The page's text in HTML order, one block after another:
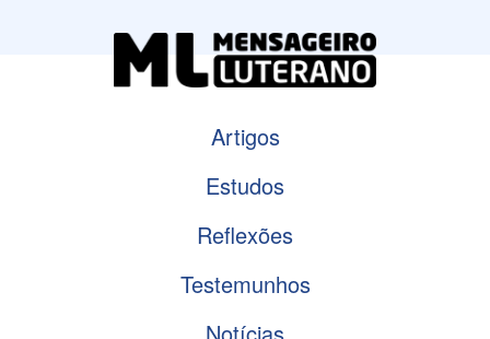
Artigos
Estudos
Reflexões
Testemunhos
Notícias